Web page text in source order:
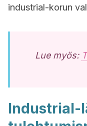
industrial-korun
Lue myös:
Industrial-